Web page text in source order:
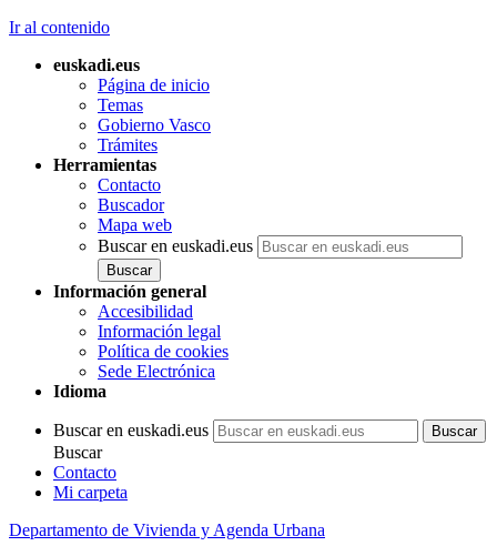
Ir al contenido
euskadi.eus
Página de inicio
Temas
Gobierno Vasco
Trámites
Herramientas
Contacto
Buscador
Mapa web
Buscar en euskadi.eus
Información general
Accesibilidad
Información legal
Política de cookies
Sede Electrónica
Idioma
Buscar en euskadi.eus
Buscar
Contacto
Mi carpeta
Departamento de Vivienda y Agenda Urbana